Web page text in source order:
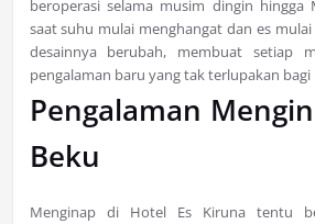
beroperasi selama musim dingin hingga
saat suhu mulai menghangat dan es
desainnya berubah, membuat setiap
pengalaman baru yang tak terlupakan
Pengalaman
Beku
Menginap di Hotel Es Kiruna tentu